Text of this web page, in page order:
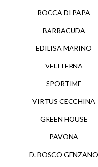
ROCCA DI PAPA
BARRACUDA
EDILISA MARINO
VELITERNA
SPORTIME
VIRTUS CECCHINA
GREEN HOUSE
PAVONA
D. BOSCO GENZANO